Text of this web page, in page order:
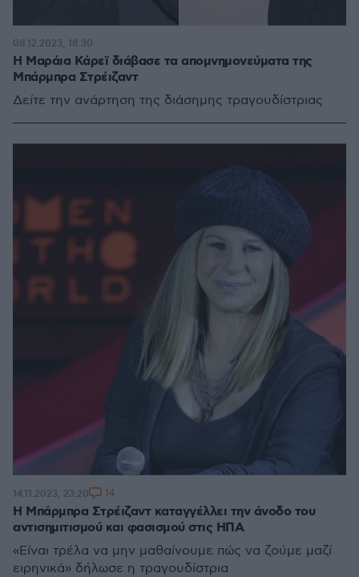
Η Μαράια Κάρεϊ διάβασε τα απομνημονεύματα της
Μπάρμπρα Στρέιζαντ
Δείτε την ανάρτηση της διάσημης τραγουδίστριας
08.12.2023, 18:30
Η Μπάρμπρα Στρέιζαντ καταγγέλλει την άνοδο του
αντισημιτισμού και φασισμού στις ΗΠΑ
«Είναι τρέλα να μην μαθαίνουμε πώς να ζούμε μαζί
ειρηνικά» δήλωσε η τραγουδίστρια
14.11.2023, 23:20 14